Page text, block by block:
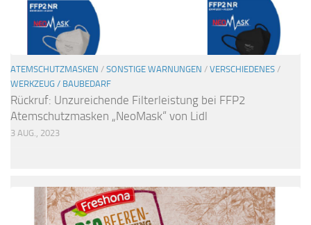
ATEMSCHUTZMASKEN / SONSTIGE WARNUNGEN / VERSCHIEDENES /
WERKZEUG / BAUBEDARF
Rückruf: Unzureichende Filterleistung bei FFP2
Atemschutzmasken „NeoMask“ von Lidl
3 AUG., 2023